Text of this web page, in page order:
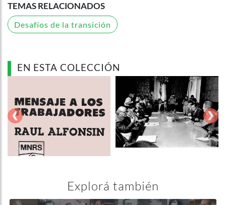
TEMAS RELACIONADOS
Desafíos de la transición
EN ESTA COLECCIÓN
‹ ›
Explorá también